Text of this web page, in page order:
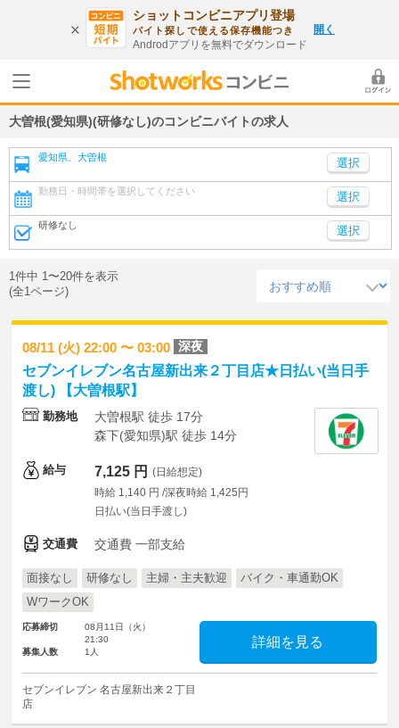
ショットコンビニアプリ登場
バイト探しで使える保存機能つき
Androdアプリを無料でダウンロード
開く
大曽根(愛知県)(研修なし)のコンビニバイトの求人
愛知県、大曽根
勤務日・時間帯を選択してください 選択
研修なし 選択
1件中 1〜20件を表示
(全1ページ)
08/11 (火) 22:00 〜 03:00 深夜
セブンイレブン名古屋新出来２丁目店★日払い(当日手
渡し) 【大曽根駅】
勤務地
大曽根駅 徒歩 17分
森下(愛知県)駅 徒歩 14分
給与 7,125 円 (日給想定)
時給 1,140 円 /深夜時給 1,425円
日払い(当日手渡し)
交通費 交通費 一部支給
面接なし 研修なし 主婦・主夫歓迎
バイク・車通勤OK
WワークOK
応募締切
08月11日（火）
21:30
募集人数
1人
詳細を見る
セブンイレブン 名古屋新出来２丁目
店